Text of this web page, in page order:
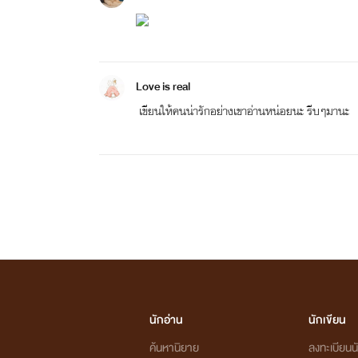
Love is real
เขียนให้คนน่ารักอย่างเขาอ่านหน่อยนะ รีบๆมานะ
นักอ่าน
ค้นหานิยาย
นักเขียน
ลงทะเบียน